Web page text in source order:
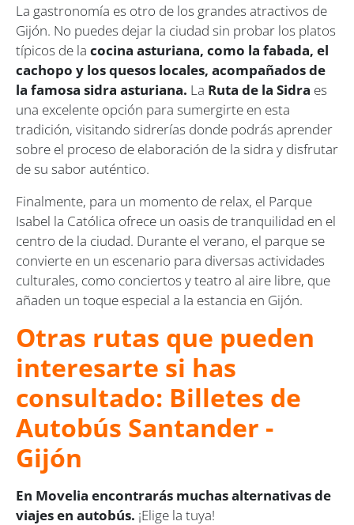
La gastronomía es otro de los grandes atractivos de
Gijón. No puedes dejar la ciudad sin probar los platos
típicos de la cocina asturiana, como la fabada, el
cachopo y los quesos locales, acompañados de
la famosa sidra asturiana. La Ruta de la Sidra es
una excelente opción para sumergirte en esta
tradición, visitando sidrerías donde podrás aprender
sobre el proceso de elaboración de la sidra y disfrutar
de su sabor auténtico.
Finalmente, para un momento de relax, el Parque
Isabel la Católica ofrece un oasis de tranquilidad en el
centro de la ciudad. Durante el verano, el parque se
convierte en un escenario para diversas actividades
culturales, como conciertos y teatro al aire libre, que
añaden un toque especial a la estancia en Gijón.
Otras rutas que pueden
interesarte si has
consultado: Billetes de
Autobús Santander -
Gijón
En Movelia encontrarás muchas alternativas de
viajes en autobús. ¡Elige la tuya!